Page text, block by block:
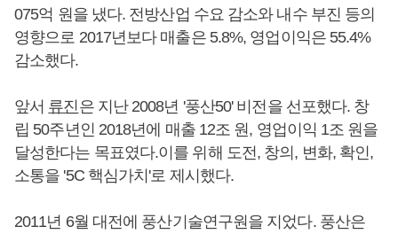
075억 원을 냈다. 전방산업 수요 감소와 내수 부진 등의
영향으로 2017년보다 매출은 5.8%, 영업이익은 55.4%
감소했다.
앞서 류진 은 지난 2008년 '풍산50' 비전을 선포했다. 창
립 50주년인 2018년에 매출 12조 원, 영업이익 1조 원을
달성한다는 목표였다.이를 위해 도전, 창의, 변화, 확인,
소통을 '5C 핵심가치'로 제시했다.
2011년 6월 대전에 풍산기술연구원을 지었다. 풍산은